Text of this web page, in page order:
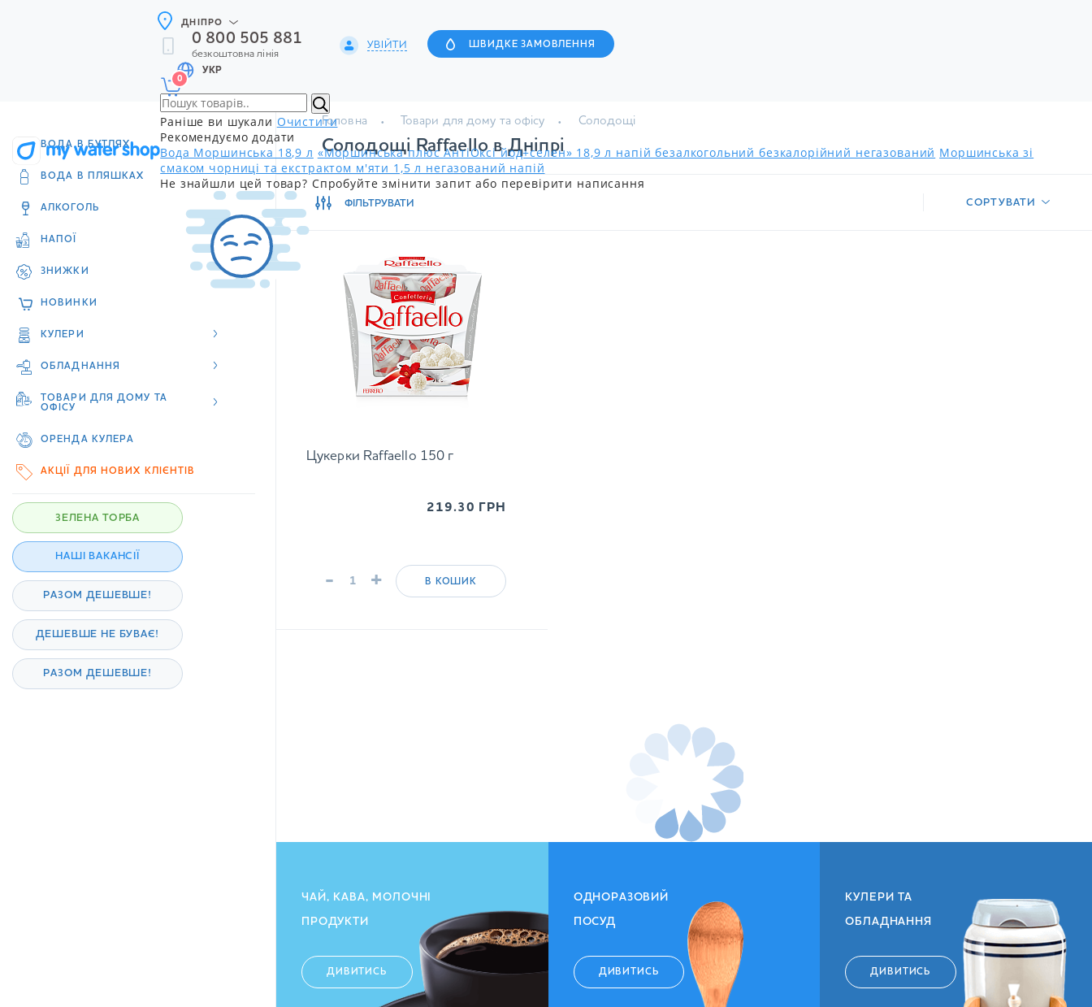
ДНІПРО
0 800 505 881
безкоштовна лінія
УВІЙТИ ШВИДКЕ ЗАМОВЛЕННЯ
УКР
0
Раніше ви шукали Очистити
Рекомендуємо додати
Вода Моршинська 18,9 л «Моршинська плюс АнтіОксі йод+селен» 18,9 л напій безалкогольний безкалорійний негазований Моршинська зі
смаком чорниці та екстрактом м'яти 1,5 л негазований напій
Не знайшли цей товар? Спробуйте змінити запит або перевірити написання
ВОДА В БУТЛЯХ
ВОДА В ПЛЯШКАХ
АЛКОГОЛЬ
НАПОЇ
ЗНИЖКИ
НОВИНКИ
КУЛЕРИ
ОБЛАДНАННЯ
ТОВАРИ ДЛЯ ДОМУ ТА
ОФІСУ
ОРЕНДА КУЛЕРА
АКЦІЇ ДЛЯ НОВИХ КЛІЄНТІВ
ЗЕЛЕНА ТОРБА
НАШІ ВАКАНСІЇ
РАЗОМ ДЕШЕВШЕ!
ДЕШЕВШЕ НЕ БУВАЄ!
РАЗОМ ДЕШЕВШЕ!
Головна Товари для дому та офісу Солодощі
Солодощі Raffaello в Дніпрі
ФІЛЬТРУВАТИ СОРТУВАТИ
Цукерки Raffaello 150 г
219.30 ГРН
- + В КОШИК
ЧАЙ, КАВА, МОЛОЧНІ
ПРОДУКТИ
ДИВИТИСЬ
ОДНОРАЗОВИЙ
ПОСУД
ДИВИТИСЬ
КУЛЕРИ ТА
ОБЛАДНАННЯ
ДИВИТИСЬ